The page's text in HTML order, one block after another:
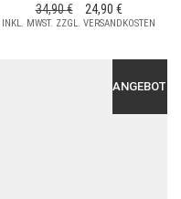
34,90€
URSPRÜNGLICHER
PREIS
34,90 €
24,90 €AKTUELLER
PREIS
24,90 €.
INKL. MWST. ZZGL. VERSANDKOSTEN
ANGEBOT!